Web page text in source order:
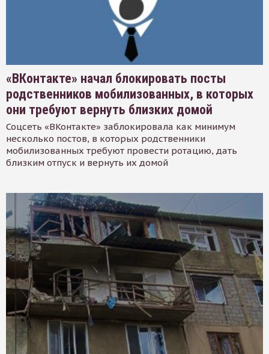
«ВКонтакте» начал блокировать посты
родственников мобилизованных, в которых
они требуют вернуть близких домой
Соцсеть «ВКонтакте» заблокировала как минимум
несколько постов, в которых родственники
мобилизованных требуют провести ротацию, дать
близким отпуск и вернуть их домой